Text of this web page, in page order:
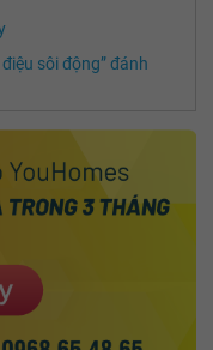
sôi động” đánh